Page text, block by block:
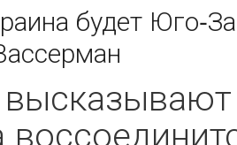
будет Юго-